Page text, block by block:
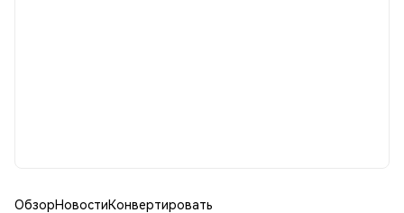
ОбзорНовостиКонвертировать